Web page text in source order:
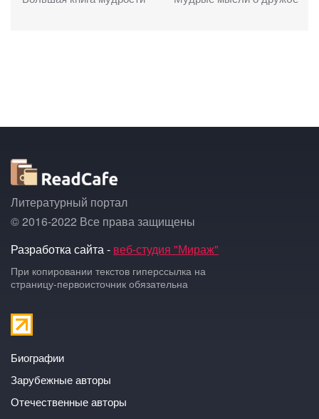
Литературный портал
© 2016-2022 Все права защищены
Разработка сайта - веб-студия "Мираж"
При копировании текстов гиперссылка на
страницу-первоисточник обязательна
Биографии
Зарубежные авторы
Отечественные авторы